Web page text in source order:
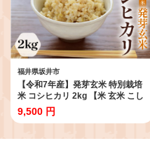
福井県坂井市
【令和7年産】発芽玄米 特別栽培
米 コシヒカリ 2kg 【米 玄米 こし
ひかり ギャバ GABA 特別栽培 食
物繊維 栄養 真空パック ごはん ご
29100]
9,500 円